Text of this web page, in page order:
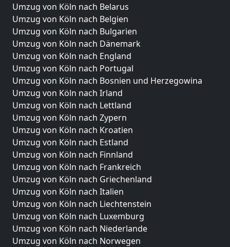
Umzug von Köln nach Belarus
Umzug von Köln nach Belgien
Umzug von Köln nach Bulgarien
Umzug von Köln nach Dänemark
Umzug von Köln nach England
Umzug von Köln nach Portugal
Umzug von Köln nach Bosnien und Herzegowina
Umzug von Köln nach Irland
Umzug von Köln nach Lettland
Umzug von Köln nach Zypern
Umzug von Köln nach Kroatien
Umzug von Köln nach Estland
Umzug von Köln nach Finnland
Umzug von Köln nach Frankreich
Umzug von Köln nach Griechenland
Umzug von Köln nach Italien
Umzug von Köln nach Liechtenstein
Umzug von Köln nach Luxemburg
Umzug von Köln nach Niederlande
Umzug von Köln nach Norwegen